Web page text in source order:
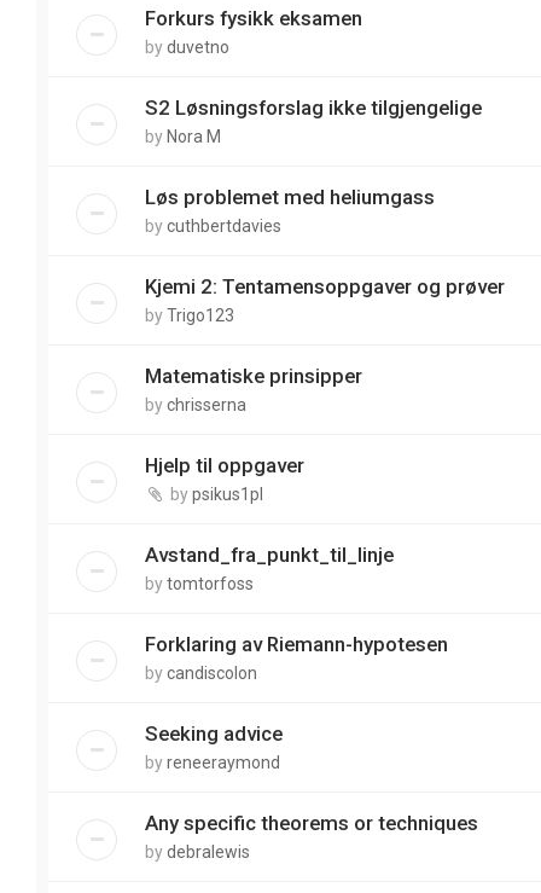
Forkurs fysikk eksamen
byduvetno
S2 Løsningsforslag ikke tilgjengelige
by Nora M
Løs problemet med heliumgass
bycuthbertdavies
Kjemi 2: Tentamensoppgaver og prøver
byTrigo123
Matematiske prinsipper
bychrisserna
Hjelp til oppgaver
bypsikus1pl
Avstand_fra_punkt_til_linje
bytomtorfoss
Forklaring av Riemann-hypotesen
bycandiscolon
Seeking advice
byreneeraymond
Any specific theorems or techniques
bydebralewis